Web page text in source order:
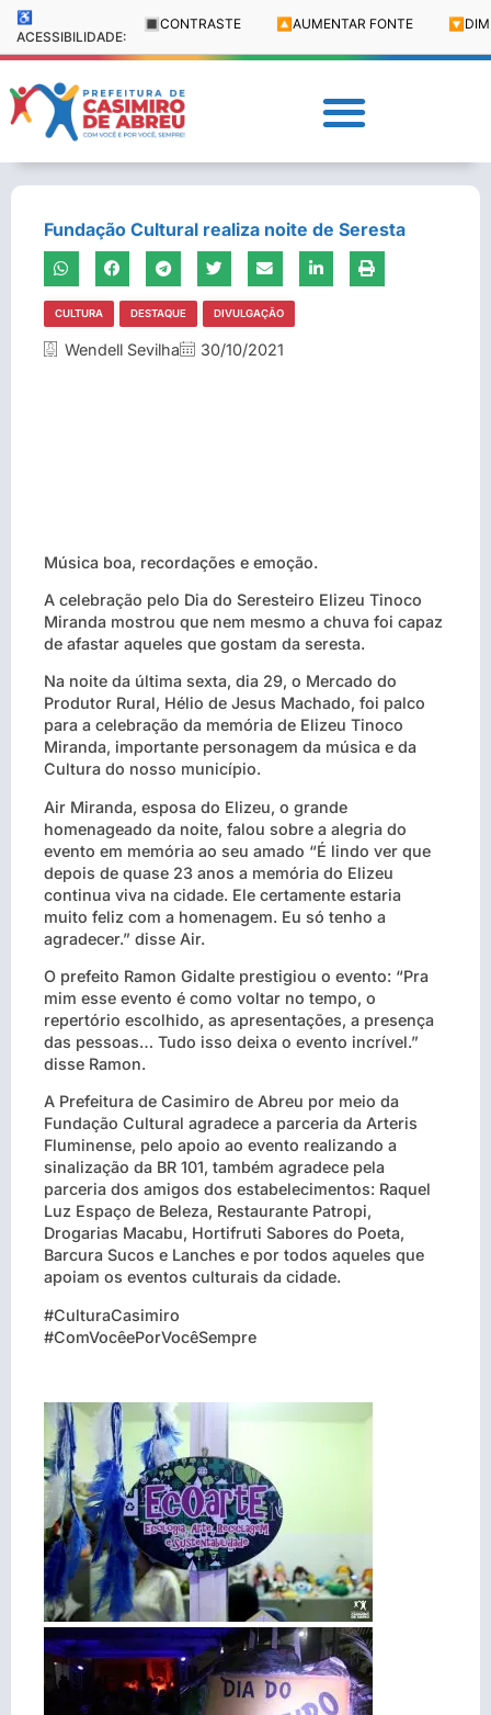
♿
ACESSIBILIDADE:
🔳 CONTRASTE 🔼 AUMENTAR FONTE 🔽
Fundação Cultural realiza noite de Seresta
CULTURA DESTAQUE DIVULGAÇÃO
Wendell Sevilha 30/10/2021
Música boa, recordações e emoção.
A celebração pelo Dia do Seresteiro Elizeu Tinoco
Miranda mostrou que nem mesmo a chuva foi capaz
de afastar aqueles que gostam da seresta.
Na noite da última sexta, dia 29, o Mercado do
Produtor Rural, Hélio de Jesus Machado, foi palco
para a celebração da memória de Elizeu Tinoco
Miranda, importante personagem da música e da
Cultura do nosso município.
Air Miranda, esposa do Elizeu, o grande
homenageado da noite, falou sobre a alegria do
evento em memória ao seu amado “É lindo ver que
depois de quase 23 anos a memória do Elizeu
continua viva na cidade. Ele certamente estaria
muito feliz com a homenagem. Eu só tenho a
agradecer.” disse Air.
O prefeito Ramon Gidalte prestigiou o evento: “Pra
mim esse evento é como voltar no tempo, o
repertório escolhido, as apresentações, a presença
das pessoas… Tudo isso deixa o evento incrível.”
disse Ramon.
A Prefeitura de Casimiro de Abreu por meio da
Fundação Cultural agradece a parceria da Arteris
Fluminense, pelo apoio ao evento realizando a
sinalização da BR 101, também agradece pela
parceria dos amigos dos estabelecimentos: Raquel
Luz Espaço de Beleza, Restaurante Patropi,
Drogarias Macabu, Hortifruti Sabores do Poeta,
Barcura Sucos e Lanches e por todos aqueles que
apoiam os eventos culturais da cidade.
#CulturaCasimiro
#ComVocêePorVocêSempre